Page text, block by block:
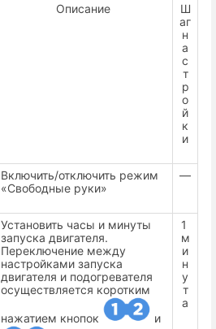
Описание
Ш
аг
н
а
с
т
р
о
й
к
и
Включить/отключить режим
«Свободные руки»
—
Установить часы и минуты
запуска двигателя.
Переключение между
настройками запуска
двигателя и подогревателя
осуществляется коротким
нажатием кнопок и
1
м
и
н
у
т
а